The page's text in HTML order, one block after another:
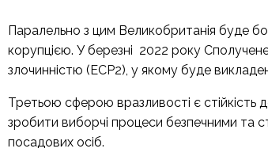
Паралельно з цим Великобританія буде
корупцією. У березні 2022 року
злочинністю (ECP2), у якому буде
Третьою сферою вразливості є стійкість
зробити виборчі процеси безпечними та
посадових осіб.